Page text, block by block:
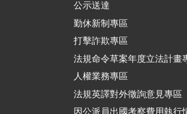
公示送達
勤休新制專區
打擊詐欺專區
法規命令草案年度立法計畫
人權業務專區
法規英譯對外徵詢意見專區
因公派員出國考察費用執行